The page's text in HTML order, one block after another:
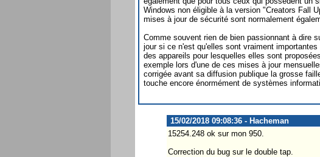
Windows non éligible à la version "Creators Fall
mises à jour de sécurité sont normalement
Comme souvent rien de bien passionnant à dire
jour si ce n'est qu'elles sont vraiment
des appareils pour lesquelles elles sont
exemple lors d'une de ces mises à jour
corrigée avant sa diffusion publique la grosse
touche encore énormément de systèmes
15/02/2018 09:08:36 - Hacheman
15254.248 ok sur mon 950.
Correction du bug sur le double tap.